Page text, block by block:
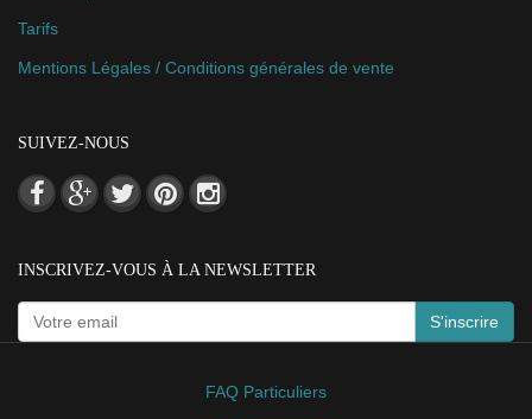
Tarifs
Mentions Légales / Conditions générales de vente
SUIVEZ-NOUS
INSCRIVEZ-VOUS À LA NEWSLETTER
S'inscrire
FAQ Particuliers